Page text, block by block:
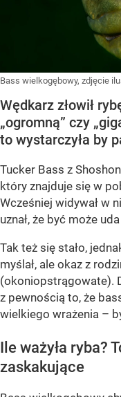
Bass wielkogębowy, zdjęcie
Wędkarz złowił
„ogromną” czy
to wystarczyła by
Tucker Bass z
który znajduje się w
Wcześniej widywał w
uznał, że być może
Tak też się stało,
myślał, ale okaz z
(okoniopstrągowate).
z pewnością to, że
wielkiego wrażenia –
Ile ważyła ryba?
zaskakujące